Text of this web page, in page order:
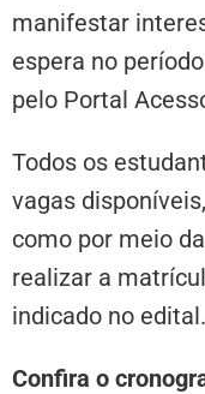
manifestar
espera no
pelo Portal
Todos os
vagas
como por meio
realizar a
indicado no edital.
Confira o